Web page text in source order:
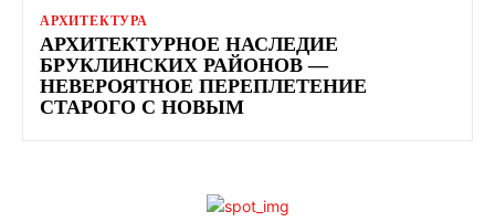
АРХИТЕКТУРА
АРХИТЕКТУРНОЕ НАСЛЕДИЕ
БРУКЛИНСКИХ РАЙОНОВ —
НЕВЕРОЯТНОЕ ПЕРЕПЛЕТЕНИЕ
СТАРОГО С НОВЫМ